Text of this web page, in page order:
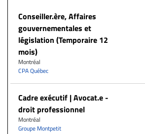
Conseiller.ère, Affaires
gouvernementales et
législation (Temporaire 12
mois)
Montréal
CPA Québec
Cadre exécutif | Avocat.e -
droit professionnel
Montréal
Groupe Montpetit